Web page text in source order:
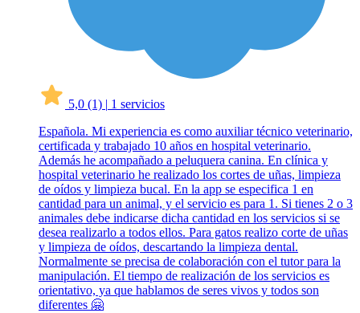
5,0 (1) | 1 servicios
Española. Mi experiencia es como auxiliar técnico veterinario,
certificada y trabajado 10 años en hospital veterinario.
Además he acompañado a peluquera canina. En clínica y
hospital veterinario he realizado los cortes de uñas, limpieza
de oídos y limpieza bucal. En la app se especifica 1 en
cantidad para un animal, y el servicio es para 1. Si tienes 2 o 3
animales debe indicarse dicha cantidad en los servicios si se
desea realizarlo a todos ellos. Para gatos realizo corte de uñas
y limpieza de oídos, descartando la limpieza dental.
Normalmente se precisa de colaboración con el tutor para la
manipulación. El tiempo de realización de los servicios es
orientativo, ya que hablamos de seres vivos y todos son
diferentes 🤗